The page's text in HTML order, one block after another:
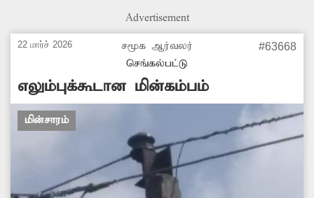
ஸ்டாப்பில் நிறுத்த நடவடிக்கை எடுக்கவேண்டி
பயணிகள் எதிர்பார்க்கின்றனர்.
Advertisement
22 மார்ச் 2026
சமூக ஆர்வலர்
செங்கல்பட்டு
#63668
எலும்புக்கூடான மின்கம்பம்
மின்சாரம்